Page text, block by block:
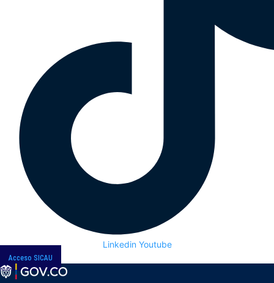
Linkedin Youtube
Acceso SICAU